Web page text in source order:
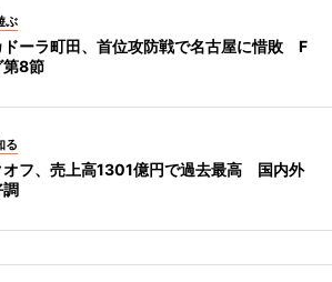
ぶ
ドーラ町田、首位攻防戦で名古屋に惜敗 F
第8節
る
オフ、売上高1301億円で過去最高 国内外
調